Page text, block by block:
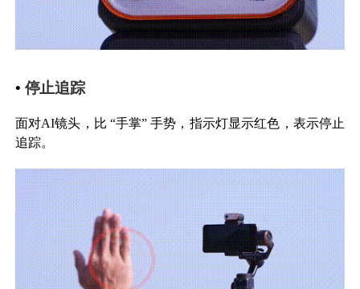
• 停止追踪
面对AI镜头，比 “手掌” 手势，指示灯显示红色，表示停止
追踪。